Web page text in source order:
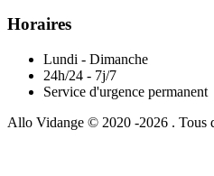
Horaires
Lundi - Dimanche
24h/24 - 7j/7
Service d'urgence permanent
Allo Vidange © 2020 -2026 . Tous